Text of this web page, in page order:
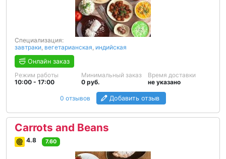
Специализация:
завтраки, вегетарианская, индийская
Онлайн заказ
Режим работы
10:00 - 17:00
Минимальный заказ
0 руб.
Время доставки
не указано
0 отзывов Добавить отзыв
Carrots and Beans
4.8 7.60